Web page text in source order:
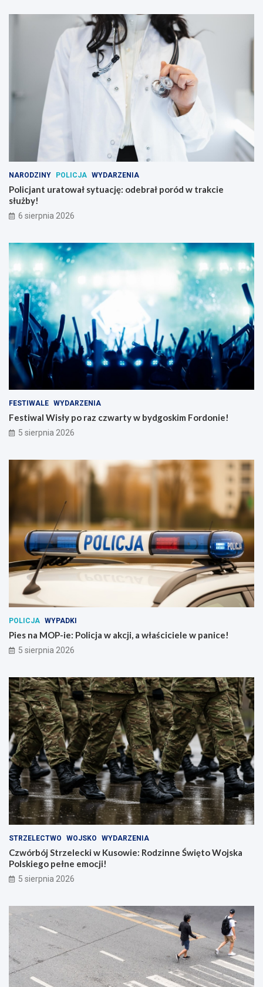
NARODZINY POLICJA WYDARZENIA
Policjant uratował sytuację: odebrał poród w trakcie
służby!
6 sierpnia 2026
FESTIWALE WYDARZENIA
Festiwal Wisły po raz czwarty w bydgoskim Fordonie!
5 sierpnia 2026
POLICJA WYPADKI
Pies na MOP-ie: Policja w akcji, a właściciele w panice!
5 sierpnia 2026
STRZELECTWO WOJSKO WYDARZENIA
Czwórbój Strzelecki w Kusowie: Rodzinne Święto Wojska
Polskiego pełne emocji!
5 sierpnia 2026